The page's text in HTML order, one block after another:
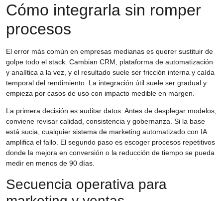
Cómo integrarla sin romper
procesos
El error más común en empresas medianas es querer sustituir de
golpe todo el stack. Cambian CRM, plataforma de automatización
y analítica a la vez, y el resultado suele ser fricción interna y caída
temporal del rendimiento. La integración útil suele ser gradual y
empieza por casos de uso con impacto medible en margen.
La primera decisión es auditar datos. Antes de desplegar modelos,
conviene revisar calidad, consistencia y gobernanza. Si la base
está sucia, cualquier sistema de marketing automatizado con IA
amplifica el fallo. El segundo paso es escoger procesos repetitivos
donde la mejora en conversión o la reducción de tiempo se pueda
medir en menos de 90 días.
Secuencia operativa para